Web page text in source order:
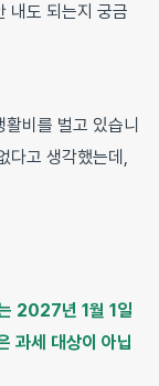
내도 되는지 궁금
비를 벌고 있습니
다고 생각했는데,
2027년 1월 1일
과세 대상이 아닙